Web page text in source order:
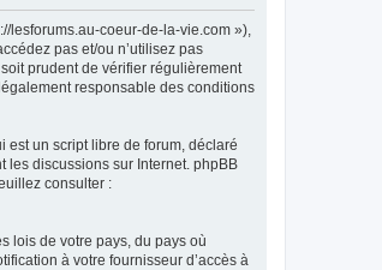
lesforums.au-coeur-de-la-vie.com »),
pas et/ou n’utilisez pas
prudent de vérifier régulièrement
responsable des conditions
est un script libre de forum, déclaré
les discussions sur Internet. phpBB
consulter :
lois de votre pays, du pays où
à votre fournisseur d’accès à